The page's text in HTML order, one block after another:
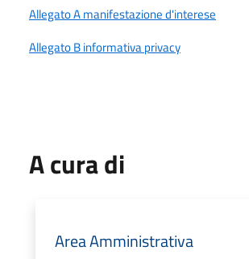
Allegato A manifestazione d'interese
Allegato B informativa privacy
A cura di
Area Amministrativa